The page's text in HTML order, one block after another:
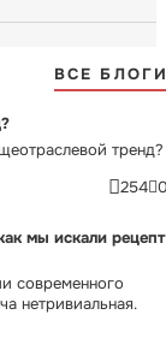
ВСЕ
тренд?
254
мы искали рецепт
современного
нетривиальная.